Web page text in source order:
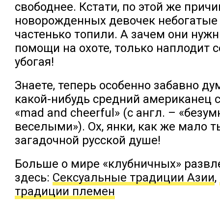
свободнее. Кстати, по этой же
новорожденных девочек
частенько топили. А зачем они
помощи на охоте, только наплодит
убогая!
Знаете, теперь особенно забавно
какой-нибудь средний американец
«mad and cheerful» (с англ. –
веселыми»). Ох, янки, как же мало
загадочной русской душе!
Больше о мире «клубничных»
здесь: Сексуальные традиции Азии,
традиции племен